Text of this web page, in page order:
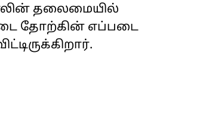
தலைமையில்
தோற்கின் எப்படை